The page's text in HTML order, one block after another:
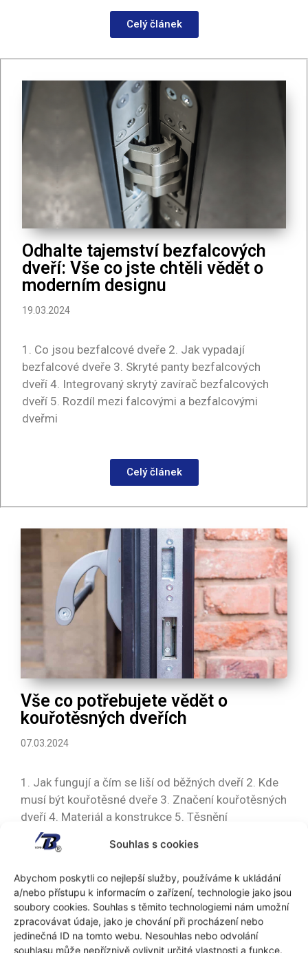
Souhlas s cookies
Abychom poskytli co nejlepší služby, používáme k ukládání
a/nebo přístupu k informacím o zařízení, technologie jako jsou
soubory cookies. Souhlas s těmito technologiemi nám umožní
zpracovávat údaje, jako je chování při procházení nebo
jedinečná ID na tomto webu. Nesouhlas nebo odvolání
souhlasu může nepříznivě ovlivnit určité vlastnosti a funkce.
Celý článek
Odhalte tajemství bezfalcových
dveří: Vše co jste chtěli vědět o
moderním designu
19.03.2024
1. Co jsou bezfalcové dveře 2. Jak vypadají
bezfalcové dveře 3. Skryté panty bezfalcových
dveří 4. Integrovaný skrytý zavírač bezfalcových
dveří 5. Rozdíl mezi falcovými a bezfalcovými
dveřmi
Celý článek
Vše co potřebujete vědět o
kouřotěsných dveřích
07.03.2024
1. Jak fungují a čím se liší od běžných dveří 2. Kde
musí být kouřotěsné dveře 3. Značení kouřotěsných
dveří 4. Materiál a konstrukce 5. Těsnění
kouřotěsných dveří 6. Vlastnosti a doplňky 7.
Instalace a údržba 8. Regulace a právní požadavky
Celý článek